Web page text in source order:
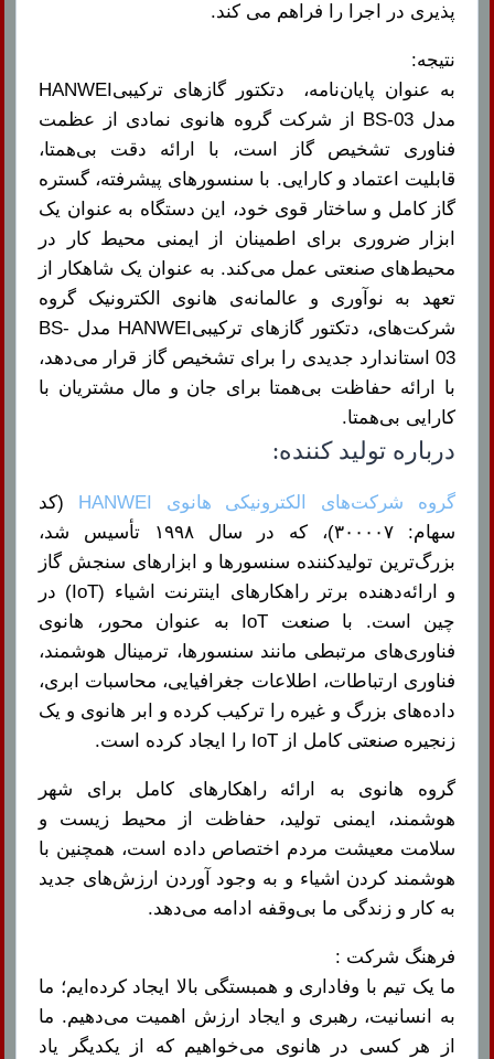
پذیری در اجرا را فراهم می کند.
نتیجه:
به عنوان پایان‌نامه، دتکتور گازهای ترکیبیHANWEI
مدل BS-03 از شرکت گروه هانوی نمادی از عظمت
فناوری تشخیص گاز است، با ارائه دقت بی‌همتا،
قابلیت اعتماد و کارایی. با سنسورهای پیشرفته، گستره
گاز کامل و ساختار قوی خود، این دستگاه به عنوان یک
ابزار ضروری برای اطمینان از ایمنی محیط کار در
محیط‌های صنعتی عمل می‌کند. به عنوان یک شاهکار از
تعهد به نوآوری و عالمانه‌ی هانوی الکترونیک گروه
شرکت‌های، دتکتور گازهای ترکیبیHANWEI مدل BS-
03 استاندارد جدیدی را برای تشخیص گاز قرار می‌دهد،
با ارائه حفاظت بی‌همتا برای جان و مال مشتریان با
کارایی بی‌همتا.
درباره تولید کننده:
گروه شرکت‌های الکترونیکی هانوی HANWEI
(کد
سهام: ۳۰۰۰۰۷)، که در سال ۱۹۹۸ تأسیس شد،
بزرگ‌ترین تولیدکننده سنسورها و ابزارهای سنجش گاز
و ارائه‌دهنده برتر راهکارهای اینترنت اشیاء (IoT) در
چین است. با صنعت IoT به عنوان محور، هانوی
فناوری‌های مرتبطی مانند سنسورها، ترمینال هوشمند،
فناوری ارتباطات، اطلاعات جغرافیایی، محاسبات ابری،
داده‌های بزرگ و غیره را ترکیب کرده و ابر هانوی و یک
زنجیره صنعتی کامل از IoT را ایجاد کرده است.
گروه هانوی به ارائه راهکارهای کامل برای شهر
هوشمند، ایمنی تولید، حفاظت از محیط زیست و
سلامت معیشت مردم اختصاص داده است، همچنین با
هوشمند کردن اشیاء و به وجود آوردن ارزش‌های جدید
به کار و زندگی ما بی‌وقفه ادامه می‌دهد.
فرهنگ شرکت :
ما یک تیم با وفاداری و همبستگی بالا ایجاد کرده‌ایم؛ ما
به انسانیت، رهبری و ایجاد ارزش اهمیت می‌دهیم. ما
از هر کسی در هانوی می‌خواهیم که از یکدیگر یاد